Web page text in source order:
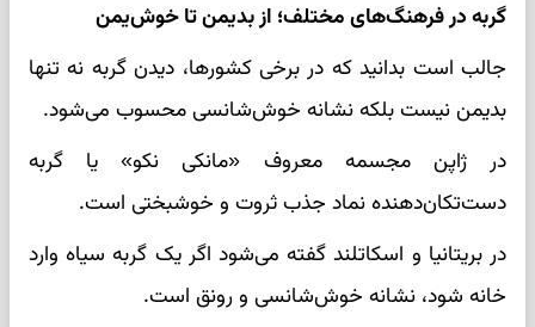
گربه در فرهنگ‌های مختلف؛ از بدیمن تا خوش‌یمن
جالب است بدانید که در برخی کشورها، دیدن گربه نه تنها
بدیمن نیست بلکه نشانه خوش‌شانسی محسوب می‌شود.
در ژاپن مجسمه معروف «مانکی نکو» یا گربه
دست‌تکان‌دهنده نماد جذب ثروت و خوشبختی است.
در بریتانیا و اسکاتلند گفته می‌شود اگر یک گربه سیاه وارد
خانه شود، نشانه خوش‌شانسی و رونق است.